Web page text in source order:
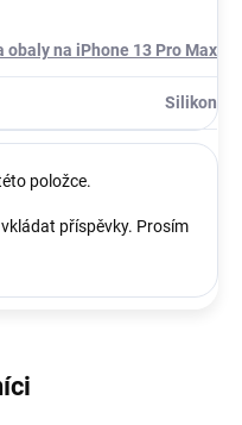
obaly na iPhone 13 Pro Max
Silikon
položce.
příspěvky. Prosím